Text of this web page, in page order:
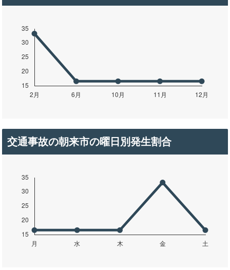
交通事故の朝来市の曜日別発生割合